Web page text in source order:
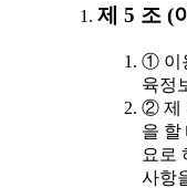
제 5 조 (
① 이
육정
② 제
을 할
요로
사항